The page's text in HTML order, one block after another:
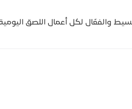
والفعّال لكل أعمال اللصق